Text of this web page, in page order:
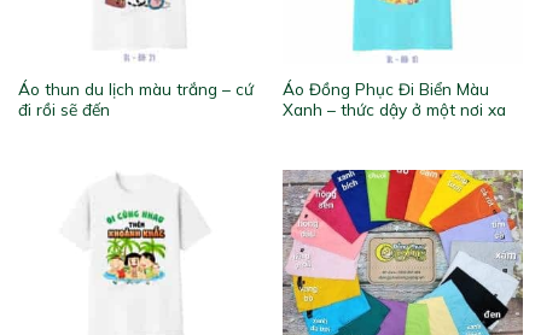
Áo thun du lịch màu trắng – cứ
đi rồi sẽ đến
Áo Đồng Phục Đi Biển Màu
Xanh – thức dậy ở một nơi xa